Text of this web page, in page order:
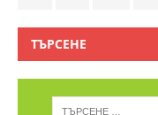
ТЪРСЕНЕ